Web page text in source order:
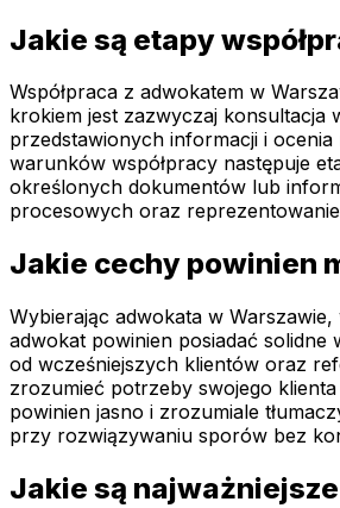
Jakie są etapy
Współpraca z adwokatem w
krokiem jest zazwyczaj konsultacja
przedstawionych informacji i
warunków współpracy następuje
określonych dokumentów lub
procesowych oraz
Jakie cechy powinien
Wybierając adwokata w
adwokat powinien posiadać solidne
od wcześniejszych klientów oraz
zrozumieć potrzeby swojego
powinien jasno i zrozumiale
przy rozwiązywaniu sporów bez
Jakie są